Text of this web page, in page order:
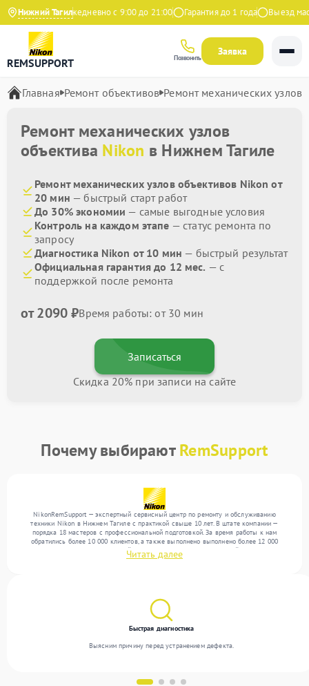
Нижний Тагил
на Яндекс Ежедневно с 9:00 до 21:00 Гарантия до 1 года Выезд
REMSUPPORT Позвонить
Заявка
Главная Ремонт объективов Ремонт механических узлов
Ремонт механических узлов
объектива Nikon в Нижнем Тагиле
Ремонт механических узлов объективов Nikon от
20 мин — быстрый старт работ
До 30% экономии — самые выгодные условия
Контроль на каждом этапе — статус ремонта по
запросу
Диагностика Nikon от 10 мин — быстрый результат
Официальная гарантия до 12 мес. — с
поддержкой после ремонта
от 2090 ₽Время работы: от 30 мин
Записаться
Скидка 20% при записи на сайте
Почему выбираютRemSupport
NikonRemSupport — экспертный сервисный центр по ремонту и обслуживанию
техники Nikon в Нижнем Тагиле с практикой свыше 10 лет. В штате компании —
порядка 18 мастеров с профессиональной подготовкой. За время работы к нам
обратились более 10 000 клиентов, а также выполнено выполнено более 12 000
ремонтов. Ежемесячно в сервисный центр поступает более 300 устройств, включая , , .
Мы работаем с широким спектром неисправностей и предлагаем стабильный уровень
Читать далее
Быстрая диагностика
Выясним причину перед устранением дефекта.